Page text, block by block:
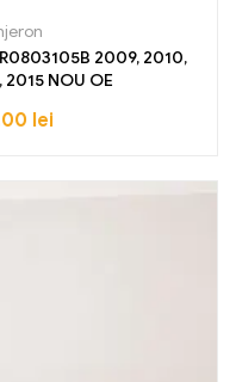
2009, 2010,
2015 NOU OE
lei